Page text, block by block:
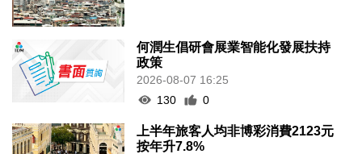
何潤生倡研會展業智能化發展扶持
政策
2026-08-07 16:25
130
0
上半年旅客人均非博彩消費2123元
按年升7.8%